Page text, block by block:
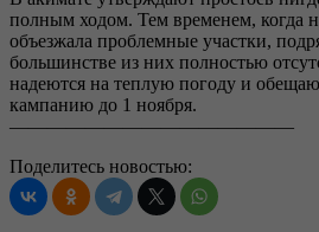
полным ходом. Тем временем, когда
объезжала проблемные участки,
большинстве из них полностью
надеются на теплую погоду и
кампанию до 1 ноября.
———————————————
Поделитесь новостью: